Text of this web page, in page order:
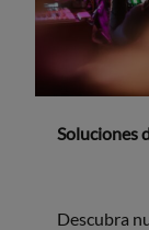
Soluciones
Descubra